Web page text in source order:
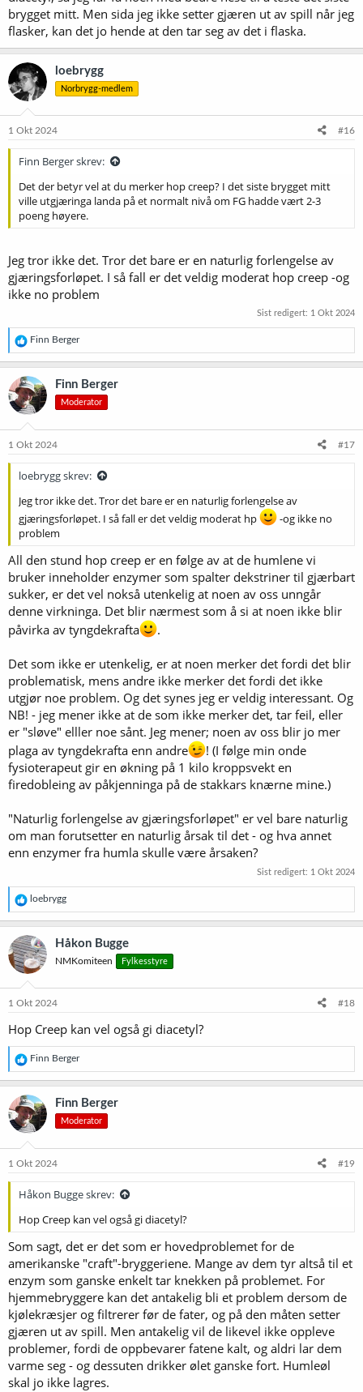
brygget mitt. Men sida jeg ikke setter gjæren ut av spill når jeg
flasker, kan det jo hende at den tar seg av det i flaska.
loebrygg
Norbrygg-medlem
1 Okt 2024 #16
Finn Berger skrev:
Det der betyr vel at du merker hop creep? I det siste brygget mitt
ville utgjæringa landa på et normalt nivå om FG hadde vært 2-3
poeng høyere.
Jeg tror ikke det. Tror det bare er en naturlig forlengelse av
gjæringsforløpet. I så fall er det veldig moderat hop creep -og
ikke no problem
Sist redigert: 1 Okt 2024
R
e
a
k
s
j
o
e
Finn Berger
Finn Berger
Moderator
1 Okt 2024 #17
loebrygg skrev:
Jeg tror ikke det. Tror det bare er en naturlig forlengelse av
gjæringsforløpet. I så fall er det veldig moderat hp
-og ikke no
problem
All den stund hop creep er en følge av at de humlene vi
bruker inneholder enzymer som spalter dekstriner til gjærbart
sukker, er det vel nokså utenkelig at noen av oss unngår
denne virkninga. Det blir nærmest som å si at noen ikke blir
påvirka av tyngdekrafta
.
Det som ikke er utenkelig, er at noen merker det fordi det blir
problematisk, mens andre ikke merker det fordi det ikke
utgjør noe problem. Og det synes jeg er veldig interessant. Og
NB! - jeg mener ikke at de som ikke merker det, tar feil, eller
er "sløve" elller noe sånt. Jeg mener; noen av oss blir jo mer
plaga av tyngdekrafta enn andre
! (I følge min onde
fysioterapeut gir en økning på 1 kilo kroppsvekt en
firedobleing av påkjenninga på de stakkars knærne mine.)
"Naturlig forlengelse av gjæringsforløpet" er vel bare naturlig
om man forutsetter en naturlig årsak til det - og hva annet
enn enzymer fra humla skulle være årsaken?
Sist redigert: 1 Okt 2024
R
e
a
k
s
j
o
e
:
loebrygg
Håkon Bugge
NMKomiteen Fylkesstyre
1 Okt 2024 #18
Hop Creep kan vel også gi diacetyl?
R
e
a
k
s
j
o
e
Finn Berger
Finn Berger
Moderator
1 Okt 2024 #19
Håkon Bugge skrev:
Hop Creep kan vel også gi diacetyl?
Som sagt, det er det som er hovedproblemet for de
amerikanske "craft"-bryggeriene. Mange av dem tyr altså til et
enzym som ganske enkelt tar knekken på problemet. For
hjemmebryggere kan det antakelig bli et problem dersom de
kjølekræsjer og filtrerer før de fater, og på den måten setter
gjæren ut av spill. Men antakelig vil de likevel ikke oppleve
problemer, fordi de oppbevarer fatene kalt, og aldri lar dem
varme seg - og dessuten drikker ølet ganske fort. Humleøl
skal jo ikke lagres.